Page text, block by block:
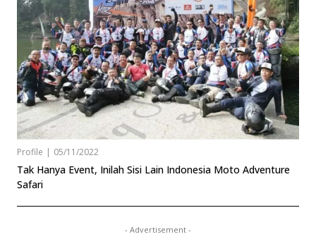
Profile | 05/11/2022
Tak Hanya Event, Inilah Sisi Lain Indonesia Moto Adventure
Safari
- Advertisement -